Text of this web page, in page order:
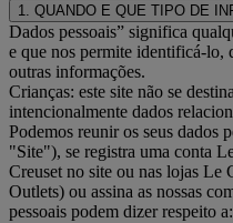
1. QUANDO E QUE TIPO DE
Dados pessoais” significa
e que nos permite identificá-lo,
outras informações.
Crianças: este site não se
intencionalmente dados
Podemos reunir os seus dados
"Site"), se registra uma conta
Creuset no site ou nas lojas Le
Outlets) ou assina as nossas
pessoais podem dizer respeito a: